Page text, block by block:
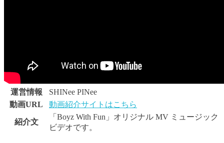
運営情報
SHINee PINee
動画URL
動画紹介サイトはこちら
紹介文
「Boyz With Fun」オリジナル MV ミュージック
ビデオです。